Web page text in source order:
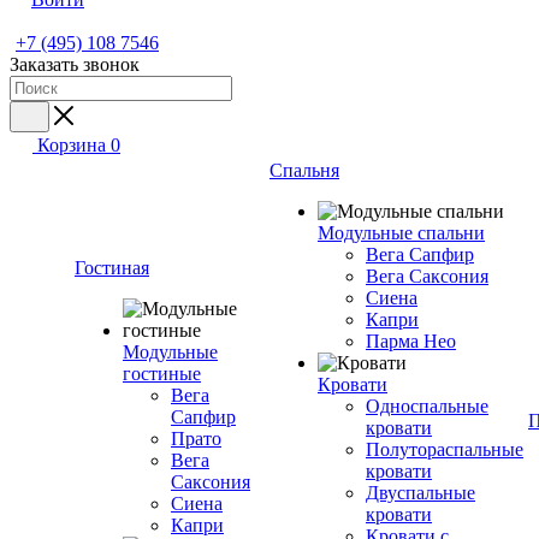
+7 (495) 108 7546
Заказать звонок
Корзина 0
Гостиная
Модульные
гостиные
Вега
Сапфир
Прато
Вега
Саксония
Сиена
Капри
Спальня
Модульные спальни
Вега Сапфир
Вега Саксония
Сиена
Капри
Парма Нео
Кровати
Односпальные
кровати
Полутораспальные
кровати
Двуспальные
кровати